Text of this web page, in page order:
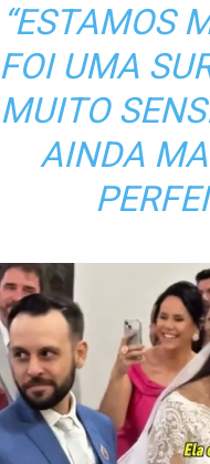
“ESTAMOS
FOI UMA
MUITO
AINDA